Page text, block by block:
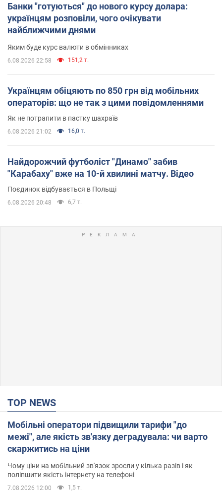
Банки "готуються" до нового курсу долара:
українцям розповіли, чого очікувати
найближчими днями
Яким буде курс валюти в обмінниках
6.08.2026 22:58 151,2 т.
Українцям обіцяють по 850 грн від мобільних
операторів: що не так з цими повідомленнями
Як не потрапити в пастку шахраїв
6.08.2026 21:02 16,0 т.
Найдорожчий футболіст "Динамо" забив
"Карабаху" вже на 10-й хвилині матчу. Відео
Поєдинок відбувається в Польщі
6.08.2026 20:48 6,7 т.
TOP NEWS
Мобільні оператори підвищили тарифи "до
межі", але якість зв'язку деградувала: чи варто
скаржитись на ціни
Чому ціни на мобільний зв'язок зросли у кілька разів і як
поліпшити якість інтернету на телефоні
7.08.2026 12:00 1,5 т.